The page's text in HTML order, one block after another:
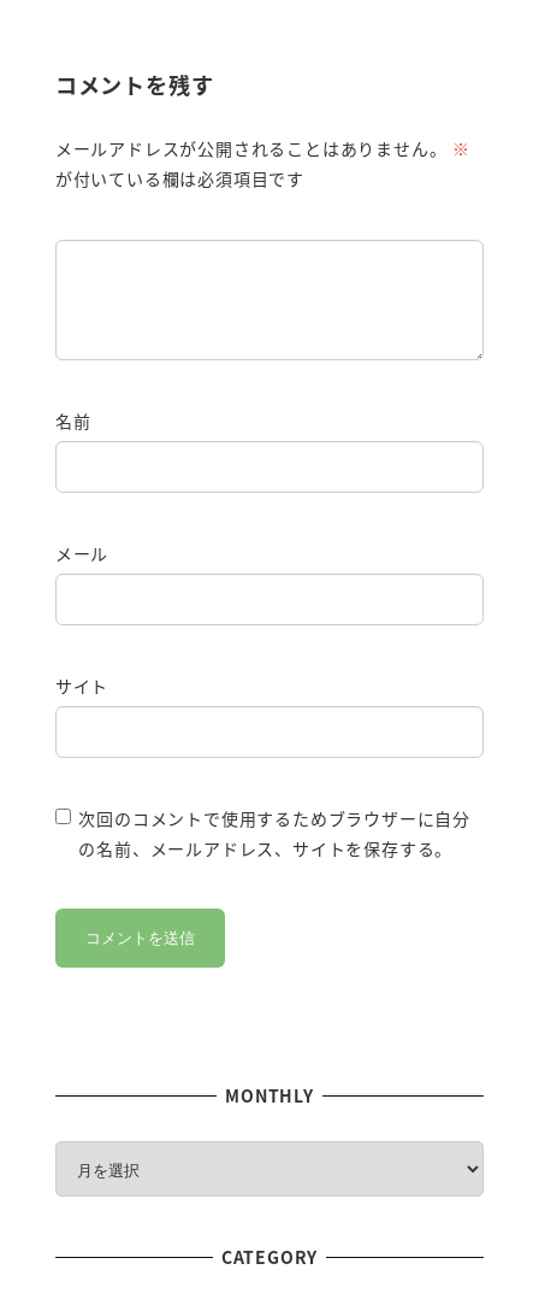
コメントを残す
メールアドレスが公開されることはありません。
※
が付いている欄は必須項目です
名前
メール
サイト
次回のコメントで使用するためブラウザーに自分
の名前、メールアドレス、サイトを保存する。
MONTHLY
H
CATEGORY